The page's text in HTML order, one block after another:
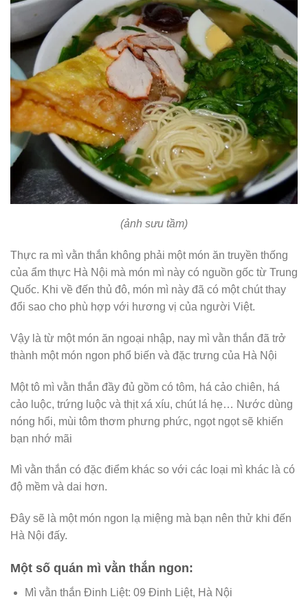
(ảnh sưu tầm)
Thực ra mì vằn thắn không phải một món ăn truyền thống
của ẩm thực Hà Nội mà món mì này có nguồn gốc từ Trung
Quốc. Khi về đến thủ đô, món mì này đã có một chút thay
đổi sao cho phù hợp với hương vị của người Việt.
Vậy là từ một món ăn ngoại nhập, nay mì vằn thắn đã trở
thành một món ngon phổ biến và đặc trưng của Hà Nội
Một tô mì vằn thắn đầy đủ gồm có tôm, há cảo chiên, há
cảo luộc, trứng luộc và thịt xá xíu, chút lá hẹ… Nước dùng
nóng hổi, mùi tôm thơm phưng phức, ngọt ngọt sẽ khiến
bạn nhớ mãi
Mì vằn thắn có đặc điểm khác so với các loại mì khác là có
độ mềm và dai hơn.
Đây sẽ là một món ngon lạ miệng mà bạn nên thử khi đến
Hà Nội đấy.
Một số quán mì vằn thắn ngon:
Mì vằn thắn Đinh Liệt: 09 Đinh Liệt, Hà Nội